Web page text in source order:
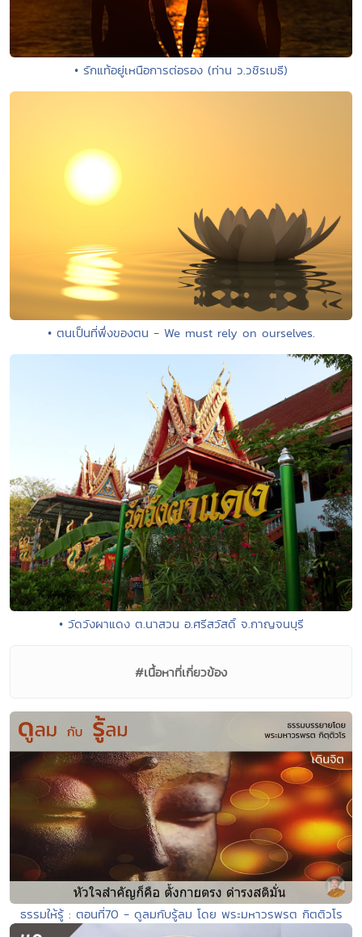
• รักแท้อยู่เหนือการต่อรอง (ท่าน ว.วชิรเมธี)
• ตนเป็นที่พึ่งของตน - We must rely on ourselves.
• วัดวังผาแดง ต.นาสวน อ.ศรีสวัสดิ์ จ.กาญจนบุรี
#เนื้อหาที่เกี่ยวข้อง
ธรรมให้รู้ : ตอนที่70 - ดูลมกับรู้ลม โดย พระมหาวรพรต กิตติวโร